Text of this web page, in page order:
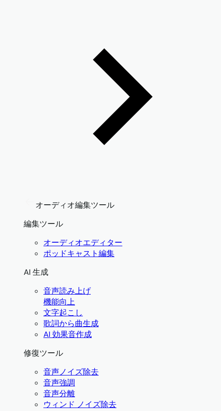
オーディオ編集ツール
編集ツール
オーディオエディター
ポッドキャスト編集
AI 生成
音声読み上げ
機能向上
文字起こし
歌詞から曲生成
AI 効果音作成
修復ツール
音声ノイズ除去
音声強調
音声分離
ウィンド ノイズ除去